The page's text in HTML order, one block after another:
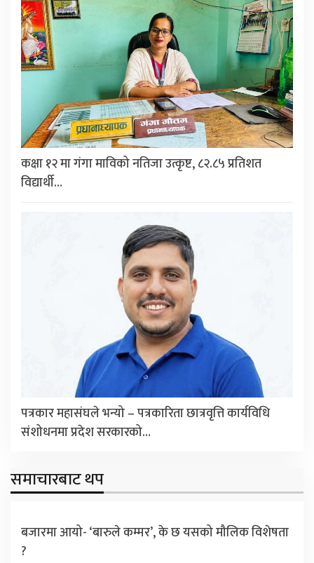
कक्षा १२ मा गंगा माविको नतिजा उत्कृष्ट, ८२.८५ प्रतिशत
विद्यार्थी…
पत्रकार महासंघले भन्यो – पत्रकारिता छात्रवृत्ति कार्यविधि
संशोधनमा प्रदेश सरकारको…
समाचारबाट थप
बजारमा आयो- ‘बारुले कम्मर’, के छ यसको मौलिक विशेषता
?